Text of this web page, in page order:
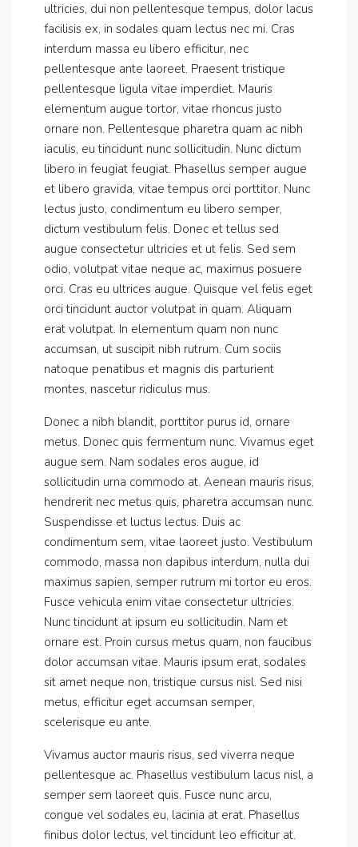
ultricies, dui non pellentesque tempus, dolor lacus
facilisis ex, in sodales quam lectus nec mi. Cras
interdum massa eu libero efficitur, nec
pellentesque ante laoreet. Praesent tristique
pellentesque ligula vitae imperdiet. Mauris
elementum augue tortor, vitae rhoncus justo
ornare non. Pellentesque pharetra quam ac nibh
iaculis, eu tincidunt nunc sollicitudin. Nunc dictum
libero in feugiat feugiat. Phasellus semper augue
et libero gravida, vitae tempus orci porttitor. Nunc
lectus justo, condimentum eu libero semper,
dictum vestibulum felis. Donec et tellus sed
augue consectetur ultricies et ut felis. Sed sem
odio, volutpat vitae neque ac, maximus posuere
orci. Cras eu ultrices augue. Quisque vel felis eget
orci tincidunt auctor volutpat in quam. Aliquam
erat volutpat. In elementum quam non nunc
accumsan, ut suscipit nibh rutrum. Cum sociis
natoque penatibus et magnis dis parturient
montes, nascetur ridiculus mus.
Donec a nibh blandit, porttitor purus id, ornare
metus. Donec quis fermentum nunc. Vivamus eget
augue sem. Nam sodales eros augue, id
sollicitudin urna commodo at. Aenean mauris risus,
hendrerit nec metus quis, pharetra accumsan nunc.
Suspendisse et luctus lectus. Duis ac
condimentum sem, vitae laoreet justo. Vestibulum
commodo, massa non dapibus interdum, nulla dui
maximus sapien, semper rutrum mi tortor eu eros.
Fusce vehicula enim vitae consectetur ultricies.
Nunc tincidunt at ipsum eu sollicitudin. Nam et
ornare est. Proin cursus metus quam, non faucibus
dolor accumsan vitae. Mauris ipsum erat, sodales
sit amet neque non, tristique cursus nisl. Sed nisi
metus, efficitur eget accumsan semper,
scelerisque eu ante.
Vivamus auctor mauris risus, sed viverra neque
pellentesque ac. Phasellus vestibulum lacus nisl, a
semper sem laoreet quis. Fusce nunc arcu,
congue vel sodales eu, lacinia at erat. Phasellus
finibus dolor lectus, vel tincidunt leo efficitur at.